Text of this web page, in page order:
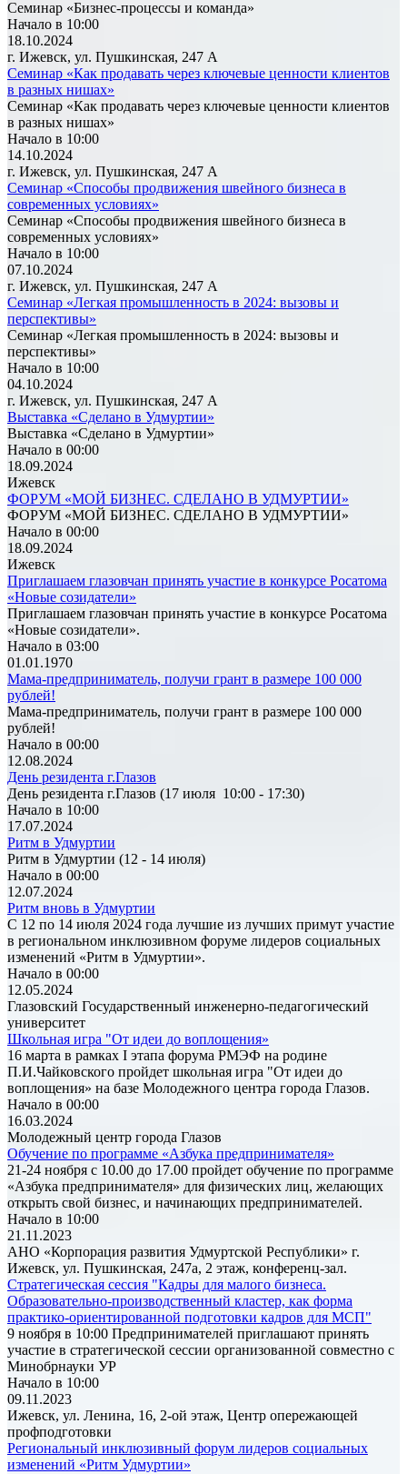
Семинар «Бизнес-процессы и команда»
Начало в 10:00
18.10.2024
г. Ижевск, ул. Пушкинская, 247 А
Семинар «Как продавать через ключевые ценности клиентов
в разных нишах»
Семинар «Как продавать через ключевые ценности клиентов
в разных нишах»
Начало в 10:00
14.10.2024
г. Ижевск, ул. Пушкинская, 247 А
Семинар «Способы продвижения швейного бизнеса в
современных условиях»
Семинар «Способы продвижения швейного бизнеса в
современных условиях»
Начало в 10:00
07.10.2024
г. Ижевск, ул. Пушкинская, 247 А
Семинар «Легкая промышленность в 2024: вызовы и
перспективы»
Семинар «Легкая промышленность в 2024: вызовы и
перспективы»
Начало в 10:00
04.10.2024
г. Ижевск, ул. Пушкинская, 247 А
Выставка «Сделано в Удмуртии»
Выставка «Сделано в Удмуртии»
Начало в 00:00
18.09.2024
Ижевск
ФОРУМ «МОЙ БИЗНЕС. СДЕЛАНО В УДМУРТИИ»
ФОРУМ «МОЙ БИЗНЕС. СДЕЛАНО В УДМУРТИИ»
Начало в 00:00
18.09.2024
Ижевск
Приглашаем глазовчан принять участие в конкурсе Росатома
«Новые созидатели»
Приглашаем глазовчан принять участие в конкурсе Росатома
«Новые созидатели».
Начало в 03:00
01.01.1970
Мама-предприниматель, получи грант в размере 100 000
рублей!
Мама-предприниматель, получи грант в размере 100 000
рублей!
Начало в 00:00
12.08.2024
День резидента г.Глазов
День резидента г.Глазов (17 июля 10:00 - 17:30)
Начало в 10:00
17.07.2024
Ритм в Удмуртии
Ритм в Удмуртии (12 - 14 июля)
Начало в 00:00
12.07.2024
Ритм вновь в Удмуртии
С 12 по 14 июля 2024 года лучшие из лучших примут участие
в региональном инклюзивном форуме лидеров социальных
изменений «Ритм в Удмуртии».
Начало в 00:00
12.05.2024
Глазовский Государственный инженерно-педагогический
университет
Школьная игра "От идеи до воплощения»
16 марта в рамках I этапа форума РМЭФ на родине
П.И.Чайковского пройдет школьная игра "От идеи до
воплощения» на базе Молодежного центра города Глазов.
Начало в 00:00
16.03.2024
Молодежный центр города Глазов
Обучение по программе «Азбука предпринимателя»
21-24 ноября с 10.00 до 17.00 пройдет обучение по программе
«Азбука предпринимателя» для физических лиц, желающих
открыть свой бизнес, и начинающих предпринимателей.
Начало в 10:00
21.11.2023
АНО «Корпорация развития Удмуртской Республики» г.
Ижевск, ул. Пушкинская, 247а, 2 этаж, конференц-зал.
Стратегическая сессия "Кадры для малого бизнеса.
Образовательно-производственный кластер, как форма
практико-ориентированной подготовки кадров для МСП"
9 ноября в 10:00 Предпринимателей приглашают принять
участие в стратегической сессии организованной совместно с
Минобрнауки УР
Начало в 10:00
09.11.2023
Ижевск, ул. Ленина, 16, 2-ой этаж, Центр опережающей
профподготовки
Региональный инклюзивный форум лидеров социальных
изменений «Ритм Удмуртии»